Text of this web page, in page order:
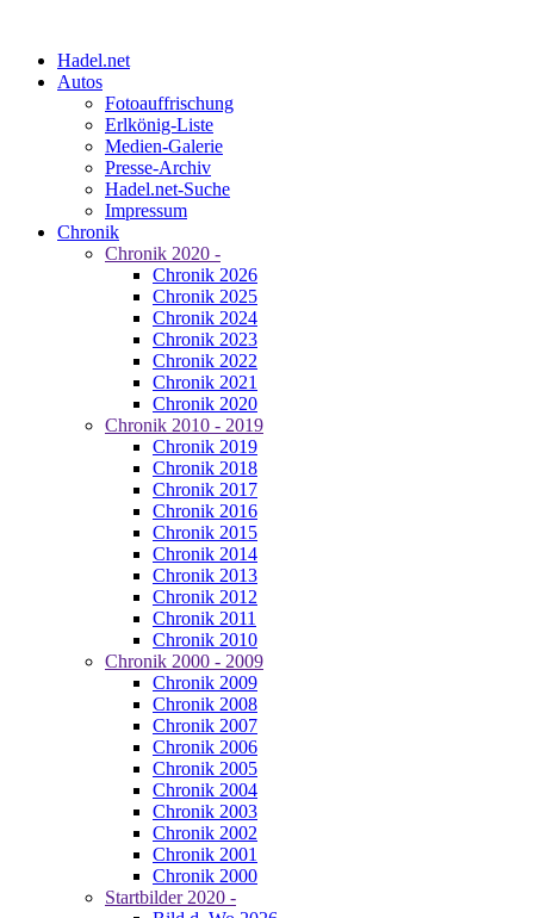
Hadel.net
Autos
Fotoauffrischung
Erlkönig-Liste
Medien-Galerie
Presse-Archiv
Hadel.net-Suche
Impressum
Chronik
Chronik 2020 -
Chronik 2026
Chronik 2025
Chronik 2024
Chronik 2023
Chronik 2022
Chronik 2021
Chronik 2020
Chronik 2010 - 2019
Chronik 2019
Chronik 2018
Chronik 2017
Chronik 2016
Chronik 2015
Chronik 2014
Chronik 2013
Chronik 2012
Chronik 2011
Chronik 2010
Chronik 2000 - 2009
Chronik 2009
Chronik 2008
Chronik 2007
Chronik 2006
Chronik 2005
Chronik 2004
Chronik 2003
Chronik 2002
Chronik 2001
Chronik 2000
Startbilder 2020 -